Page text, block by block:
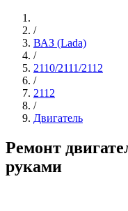
/
ВАЗ (Lada)
/
2110/2111/2112
/
2112
/
Двигатель
Ремонт
руками